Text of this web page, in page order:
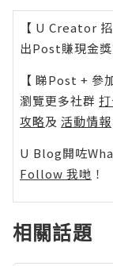
【 U Creator 招
出Post賺現金
【 睇Post + 參
瀏覽更多社群
攻略及 活動情報
U Blog開咗
Follow 我哋 ！
相關話題